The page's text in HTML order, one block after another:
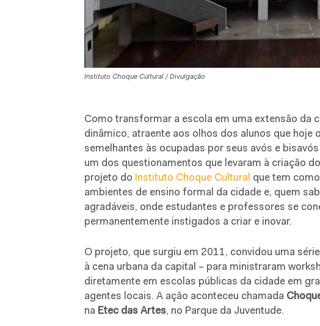
Instituto Choque Cultural / Divulgação
Como transformar a escola em uma extensão da
dinâmico, atraente aos olhos dos alunos que hoje
semelhantes às ocupadas por seus avós e
um dos questionamentos que levaram à criação
projeto do Instituto Choque Cultural que tem
ambientes de ensino formal da cidade e, quem
agradáveis, onde estudantes e professores se
permanentemente instigados a criar e inovar.
O projeto, que surgiu em 2011, convidou uma
à cena urbana da capital – para ministraram
diretamente em escolas públicas da cidade em
agentes locais. A ação aconteceu chamada
na Etec das Artes, no Parque da Juventude.